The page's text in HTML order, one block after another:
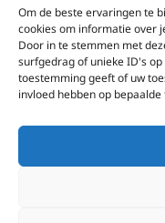
Om de beste ervaringen te
cookies om informatie over
Door in te stemmen met
surfgedrag of unieke ID's
toestemming geeft of uw
invloed hebben op
Wonen
Info
Contacteer ons